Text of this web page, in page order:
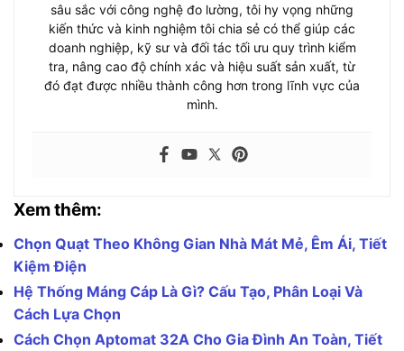
sâu sắc với công nghệ đo lường, tôi hy vọng những
kiến thức và kinh nghiệm tôi chia sẻ có thể giúp các
doanh nghiệp, kỹ sư và đối tác tối ưu quy trình kiểm
tra, nâng cao độ chính xác và hiệu suất sản xuất, từ
đó đạt được nhiều thành công hơn trong lĩnh vực của
mình.
Xem thêm:
Chọn Quạt Theo Không Gian Nhà Mát Mẻ, Êm Ái, Tiết
Kiệm Điện
Hệ Thống Máng Cáp Là Gì? Cấu Tạo, Phân Loại Và
Cách Lựa Chọn
Cách Chọn Aptomat 32A Cho Gia Đình An Toàn, Tiết